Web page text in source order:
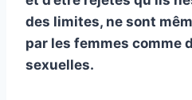
des limites, ne sont
par les femmes comme
sexuelles.